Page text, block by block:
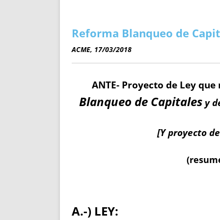
FUTURAS NORMAS
SUCESIONES
LH Y
Reforma Blanqueo de
ACME, 17/03/2018
ANTE- Proyecto de Ley que
Blanqueo de Capitalesy
[Y proyecto de
A.-) LEY: